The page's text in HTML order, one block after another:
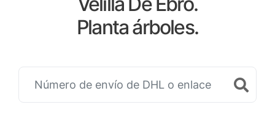
Planta árboles.